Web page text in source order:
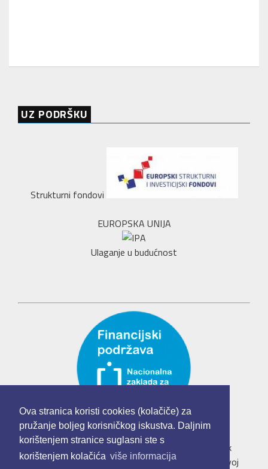
Ova stranica koristi cookies (kolačiče) za
pružanje boljeg korisničkog iskustva. Daljnim
korištenjem stranice suglasni ste s
korištenjem kolačića više informacija
UZ PODRŠKU
Strukturni fondovi
EUROPSKA UNIJA
Ulaganje u budućnost
Udruga mladih "Mladi u Europskoj uniji" je korisnik
institucionalne podrške Nacionalne zaklade za razvoj